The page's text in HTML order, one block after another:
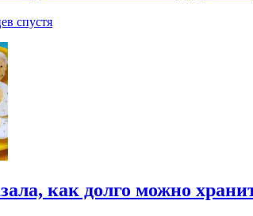
спустя
как долго можно